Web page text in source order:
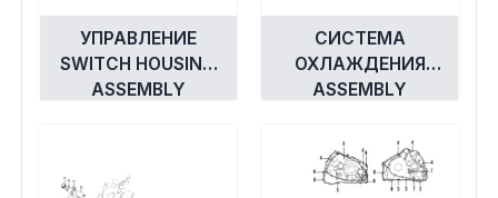
УПРАВЛЕНИЕ
SWITCH HOUSING
ASSEMBLY
СИСТЕМА
ОХЛАЖДЕНИЯ
ASSEMBLY